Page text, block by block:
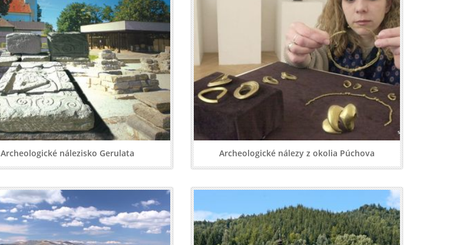
Archeologické nálezisko Gerulata Archeologické nálezy z okolia Púchova